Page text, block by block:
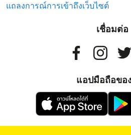
แถลงการณ์การเข้าถึงเว็บไซต์
เชื่อมต่อ
แอปมือถือขอ